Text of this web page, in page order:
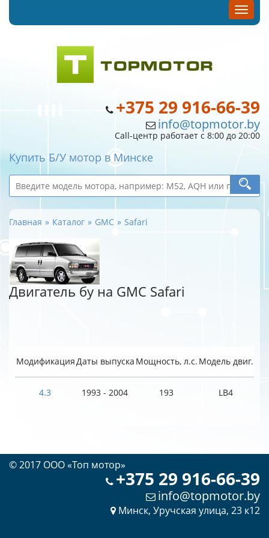
+375 29 916-66-39
info@topmotor.by
Call-центр работает с 8:00 до 20:00
Купить Б/У мотор в Минске
Главная Каталог GMC Safari
Двигатель бу на GMC Safari
МодификацияДаты выпуска Мощность, л.с. Модель двиг.
4.3 1993 - 2004 193 LB4
© 2017 OOO «Топ мотор»
+375 29 916-66-39
info@topmotor.by
Минск, Уручская улица, 23 к12